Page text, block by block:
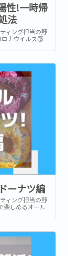
性!一時帰
法
ィング担当の野
ナウイルス感
ーナツ編
ィング担当の野
楽しめるオール
専門店が増えて